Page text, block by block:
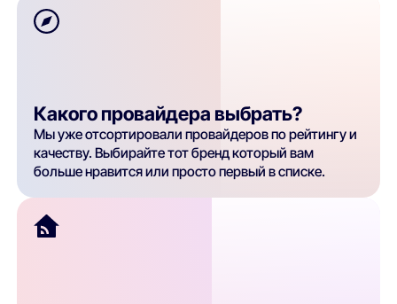
Какого провайдера выбрать?
Мы уже отсортировали провайдеров по рейтингу и
качеству. Выбирайте тот бренд который вам
больше нравится или просто первый в списке.